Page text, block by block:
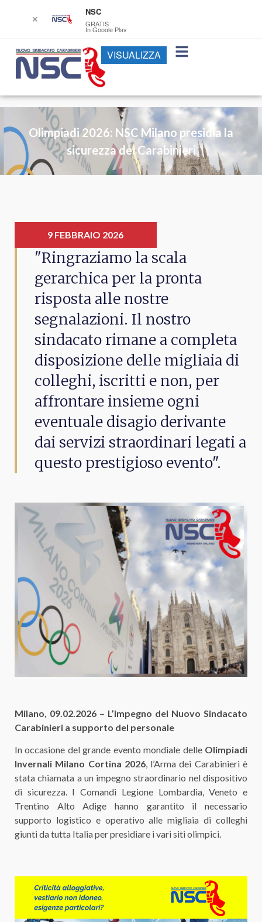
Olimpiadi 2026: NSC Milano presidia la
sicurezza dei Carabinieri
9 FEBBRAIO 2026
"Ringraziamo la scala
gerarchica per la pronta
risposta alle nostre
segnalazioni. Il nostro
sindacato rimane a completa
disposizione delle migliaia di
colleghi, iscritti e non, per
affrontare insieme ogni
eventuale disagio derivante
dai servizi straordinari legati a
questo prestigioso evento".
Milano, 09.02.2026 – L’impegno del Nuovo Sindacato
Carabinieri a supporto del personale
In occasione del grande evento mondiale delle Olimpiadi
Invernali Milano Cortina 2026, l’Arma dei Carabinieri è
stata chiamata a un impegno straordinario nel dispositivo
di sicurezza. I Comandi Legione Lombardia, Veneto e
Trentino Alto Adige hanno garantito il necessario
supporto logistico e operativo alle migliaia di colleghi
giunti da tutta Italia per presidiare i vari siti olimpici.
✕
NSC
GRATIS
In Google Play
VISUALIZZA